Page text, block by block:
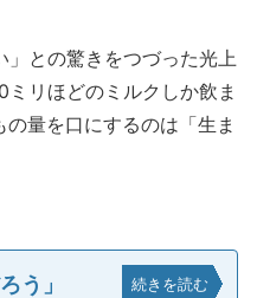
との驚きをつづった光上
リほどのミルクしか飲ま
量を口にするのは「生ま
う」 続きを読む